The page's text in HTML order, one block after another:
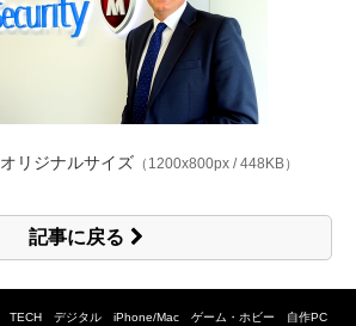
オリジナルサイズ （1200x800px / 448KB）
記事に戻る
TECH デジタル iPhone/Mac ゲーム・ホビー 自作PC